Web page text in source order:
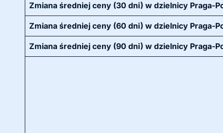
Zmiana średniej ceny (30 dni) w dzielnicy Praga-
Zmiana średniej ceny (60 dni) w dzielnicy Praga-
Zmiana średniej ceny (90 dni) w dzielnicy Praga-